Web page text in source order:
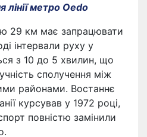
лінії метро Oedo
29 км має запрацювати
інтервали руху у
з 10 до 5 хвилин, що
сполучення між
районами. Востаннє
курсував у 1972 році,
повністю замінили